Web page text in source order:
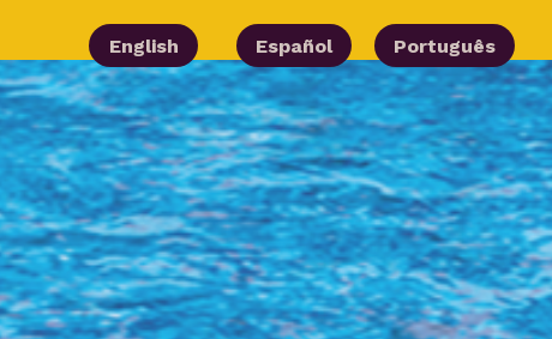
English Español Português